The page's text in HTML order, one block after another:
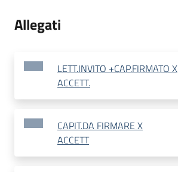
Allegati
LETT.INVITO +CAP.FIRMATO X
ACCETT.
CAPIT.DA FIRMARE X
ACCETT